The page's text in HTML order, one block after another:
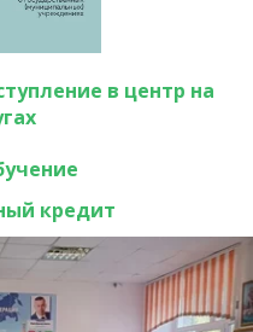
в центр на
кредит